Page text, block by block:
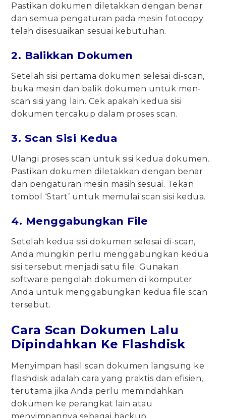
Pastikan dokumen diletakkan dengan benar
dan semua pengaturan pada mesin fotocopy
telah disesuaikan sesuai kebutuhan.
2. Balikkan Dokumen
Setelah sisi pertama dokumen selesai di-scan,
buka mesin dan balik dokumen untuk men-
scan sisi yang lain. Cek apakah kedua sisi
dokumen tercakup dalam proses scan.
3. Scan Sisi Kedua
Ulangi proses scan untuk sisi kedua dokumen.
Pastikan dokumen diletakkan dengan benar
dan pengaturan mesin masih sesuai. Tekan
tombol ‘Start’ untuk memulai scan sisi kedua.
4. Menggabungkan File
Setelah kedua sisi dokumen selesai di-scan,
Anda mungkin perlu menggabungkan kedua
sisi tersebut menjadi satu file. Gunakan
software pengolah dokumen di komputer
Anda untuk menggabungkan kedua file scan
tersebut.
Cara Scan Dokumen Lalu
Dipindahkan Ke Flashdisk
Menyimpan hasil scan dokumen langsung ke
flashdisk adalah cara yang praktis dan efisien,
terutama jika Anda perlu memindahkan
dokumen ke perangkat lain atau